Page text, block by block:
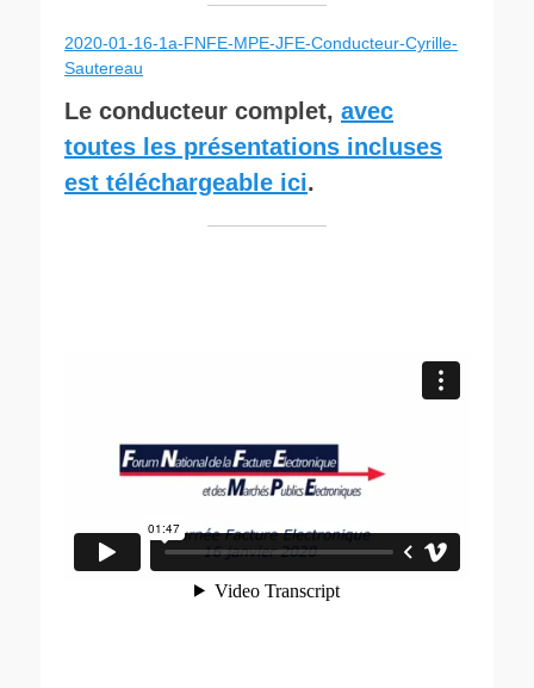
2020-01-16-1a-FNFE-MPE-JFE-Conducteur-Cyrille-
Sautereau
Le conducteur complet, avec
toutes les présentations incluses
est téléchargeable ici.